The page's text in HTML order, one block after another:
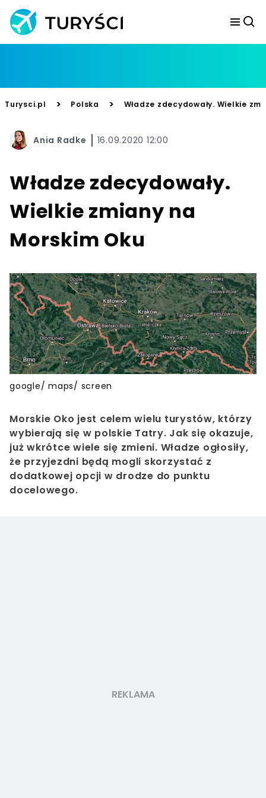
Turysci.pl > Polska > Władze zdecydowały. Wielkie
Ania Radke 16.09.2020 12:00
Władze zdecydowały.
Wielkie zmiany na
Morskim Oku
google/ maps/ screen
Morskie Oko jest celem wielu turystów, którzy
wybierają się w polskie Tatry. Jak się okazuje,
już wkrótce wiele się zmieni. Władze ogłosiły,
że przyjezdni będą mogli skorzystać z
dodatkowej opcji w drodze do punktu
docelowego.